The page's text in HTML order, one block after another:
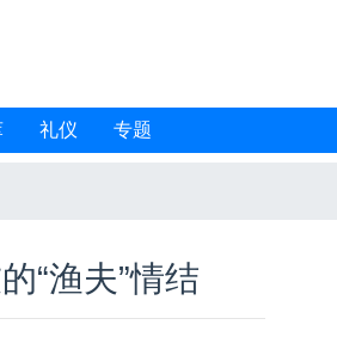
礼仪 专题
“渔夫”情结